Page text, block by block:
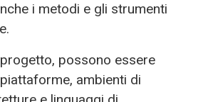
i metodi e gli strumenti
possono essere
ambienti di